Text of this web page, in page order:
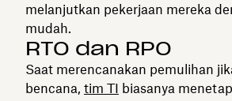
melanjutkan pekerjaan mereka
mudah.
RTO dan RPO
Saat merencanakan pemulihan
bencana, tim TI biasanya